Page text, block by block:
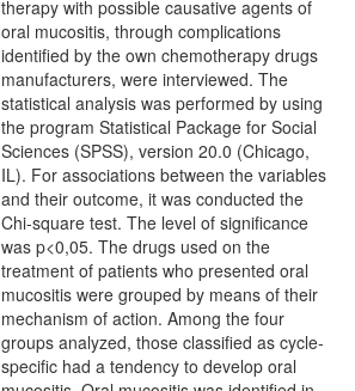
therapy with possible causative agents of
oral mucositis, through complications
identified by the own chemotherapy drugs
manufacturers, were interviewed. The
statistical analysis was performed by using
the program Statistical Package for Social
Sciences (SPSS), version 20.0 (Chicago,
IL). For associations between the variables
and their outcome, it was conducted the
Chi-square test. The level of significance
was p<0,05. The drugs used on the
treatment of patients who presented oral
mucositis were grouped by means of their
mechanism of action. Among the four
groups analyzed, those classified as cycle-
specific had a tendency to develop oral